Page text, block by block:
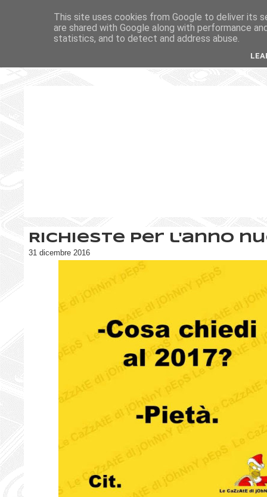
Richieste per l'anno
31 dicembre 2016
This site uses cookies from Google to deliver its
are shared with Google along with performance
statistics, and to detect and address abuse.